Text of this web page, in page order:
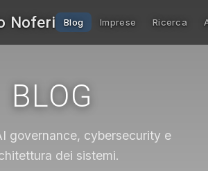
Noferi Blog Imprese Ricerca
BLOG
governance, cybersecurity e
dei sistemi.